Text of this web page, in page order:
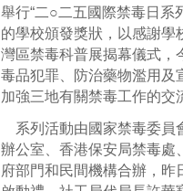
舉行“二○二五國際禁毒日系
的學校頒發獎狀，以感謝學
灣區禁毒科普展揭幕儀式，
毒品犯罪、防治藥物濫用及
加強三地有關禁毒工作的交
系列活動由國家禁毒委員
辦公室、香港保安局禁毒處
府部門和民間機構合辦，